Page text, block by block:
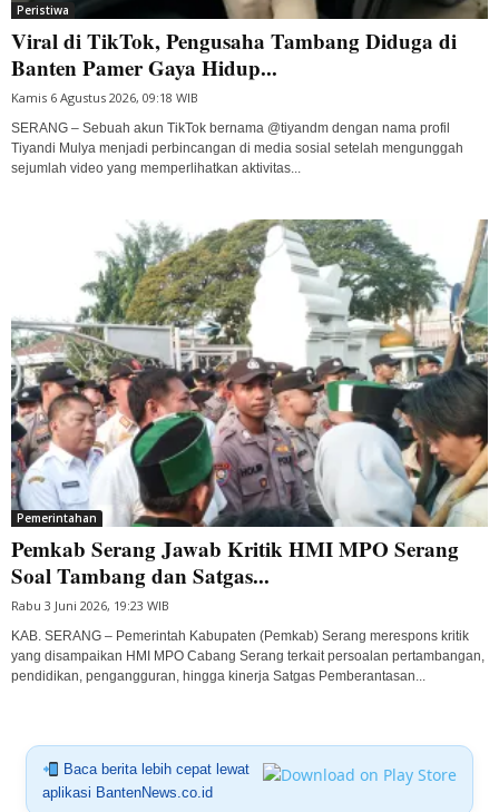
Peristiwa
Viral di TikTok, Pengusaha Tambang Diduga di
Banten Pamer Gaya Hidup...
Kamis 6 Agustus 2026, 09:18 WIB
SERANG – Sebuah akun TikTok bernama @tiyandm dengan nama profil
Tiyandi Mulya menjadi perbincangan di media sosial setelah mengunggah
sejumlah video yang memperlihatkan aktivitas...
Pemerintahan
Pemkab Serang Jawab Kritik HMI MPO Serang
Soal Tambang dan Satgas...
Rabu 3 Juni 2026, 19:23 WIB
KAB. SERANG – Pemerintah Kabupaten (Pemkab) Serang merespons kritik
yang disampaikan HMI MPO Cabang Serang terkait persoalan pertambangan,
pendidikan, pengangguran, hingga kinerja Satgas Pemberantasan...
Baca berita lebih cepat lewat
aplikasi BantenNews.co.id